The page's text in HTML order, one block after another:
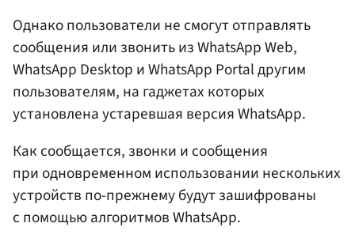
Однако пользователи не смогут отправлять
сообщения или звонить из WhatsApp Web,
WhatsApp Desktop и WhatsApp Portal другим
пользователям, на гаджетах которых
установлена устаревшая версия WhatsApp.
Как сообщается, звонки и сообщения
при одновременном использовании нескольких
устройств по-прежнему будут зашифрованы
с помощью алгоритмов WhatsApp.